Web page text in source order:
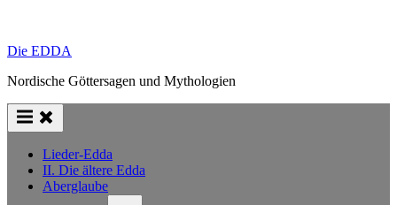
Die EDDA
Nordische Göttersagen und Mythologien
Lieder-Edda
II. Die ältere Edda
Aberglaube